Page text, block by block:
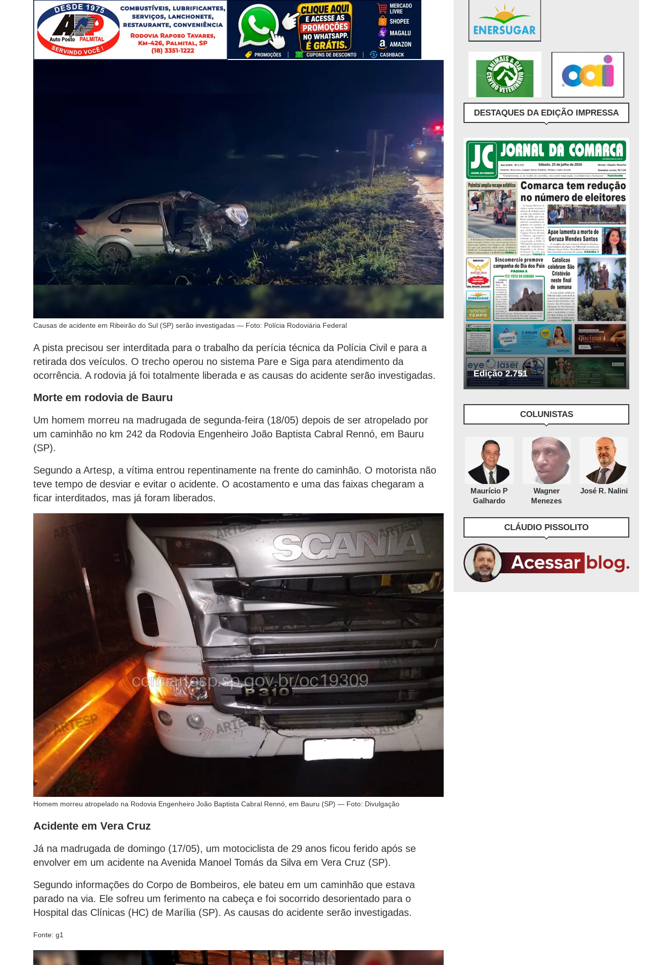
Causas de acidente em Ribeirão do Sul (SP) serão investigadas — Foto: Polícia Rodoviária Federal
A pista precisou ser interditada para o trabalho da perícia técnica da Polícia Civil e para a
retirada dos veículos. O trecho operou no sistema Pare e Siga para atendimento da
ocorrência. A rodovia já foi totalmente liberada e as causas do acidente serão investigadas.
Morte em rodovia de Bauru
Um homem morreu na madrugada de segunda-feira (18/05) depois de ser atropelado por
um caminhão no km 242 da Rodovia Engenheiro João Baptista Cabral Rennó, em Bauru
(SP).
Segundo a Artesp, a vítima entrou repentinamente na frente do caminhão. O motorista não
teve tempo de desviar e evitar o acidente. O acostamento e uma das faixas chegaram a
ficar interditados, mas já foram liberados.
Homem morreu atropelado na Rodovia Engenheiro João Baptista Cabral Rennó, em Bauru (SP) — Foto: Divulgação
Acidente em Vera Cruz
Já na madrugada de domingo (17/05), um motociclista de 29 anos ficou ferido após se
envolver em um acidente na Avenida Manoel Tomás da Silva em Vera Cruz (SP).
Segundo informações do Corpo de Bombeiros, ele bateu em um caminhão que estava
parado na via. Ele sofreu um ferimento na cabeça e foi socorrido desorientado para o
Hospital das Clínicas (HC) de Marília (SP). As causas do acidente serão investigadas.
Fonte: g1
DESTAQUES DA EDIÇÃO IMPRESSA
Edição 2.751
COLUNISTAS
Maurício P
Galhardo
Wagner
Menezes
José R. Nalini
CLÁUDIO PISSOLITO